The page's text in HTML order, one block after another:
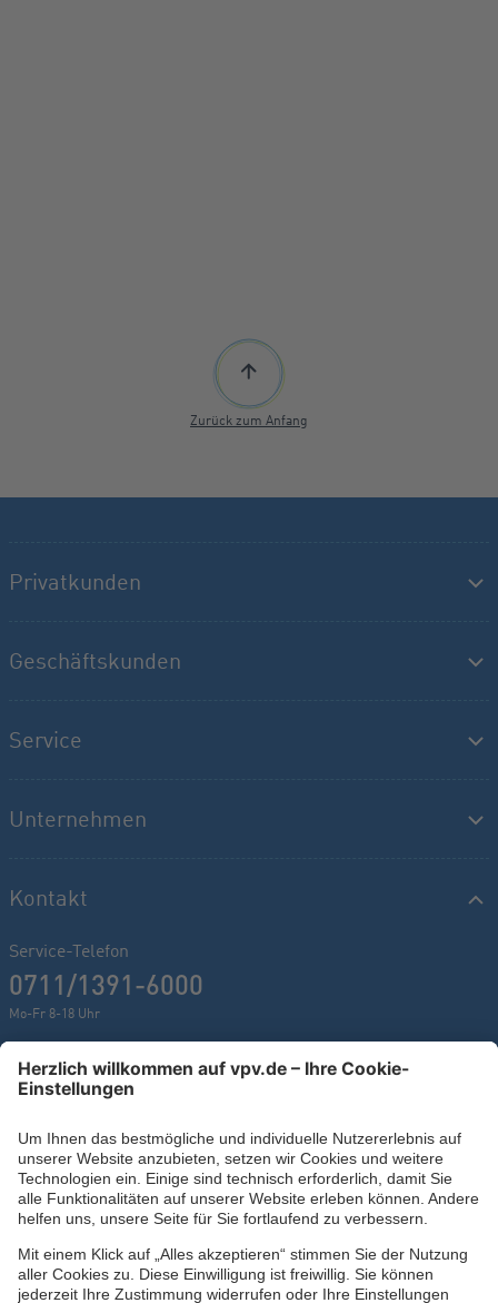
Zurück zum Anfang
Privatkunden
Geschäftskunden
Service
Unternehmen
Kontakt
Service-Telefon
0711/1391-6000
Mo-Fr 8-18 Uhr
Kontaktformular